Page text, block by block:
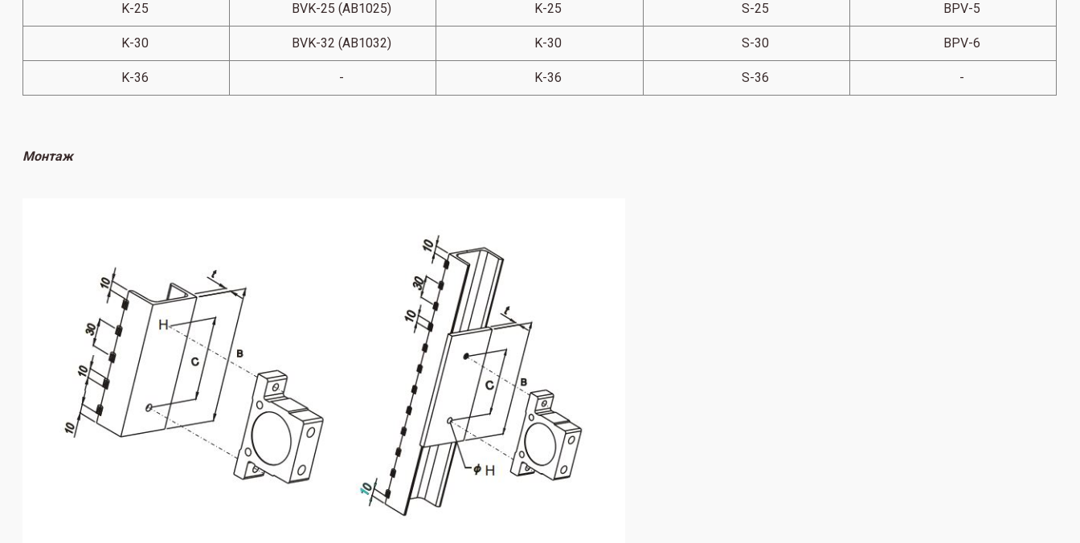
K-25 BVK-25 (AB1025) K-25 S-25 BPV-5
K-30 BVK-32 (AB1032) K-30 S-30 BPV-6
K-36 - K-36 S-36 -
Монтаж